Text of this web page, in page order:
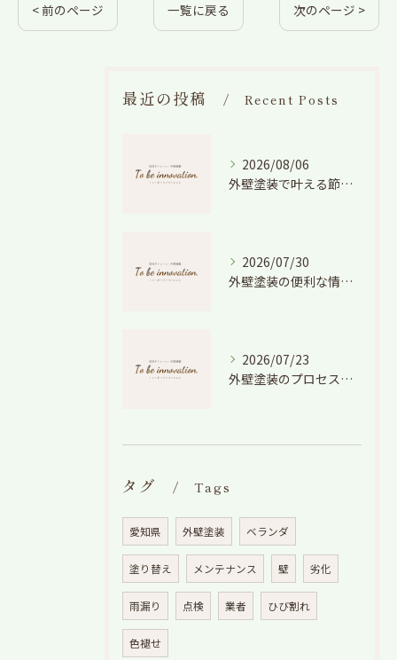
< 前のページ 一覧に戻る 次のページ >
最近の投稿 Recent Posts
2026/08/06
外壁塗装で叶える節電効果と愛知県の相場や色選びのポイントを徹底解説
2026/07/30
外壁塗装の便利な情報と失敗しない色や費用判断のコツを徹底解説
2026/07/23
外壁塗装のプロセスを愛知県でスムーズに進めるための工程と費用徹底解説
タグ Tags
愛知県 外壁塗装 ベランダ
塗り替え メンテナンス 壁 劣化
雨漏り 点検 業者 ひび割れ
色褪せ